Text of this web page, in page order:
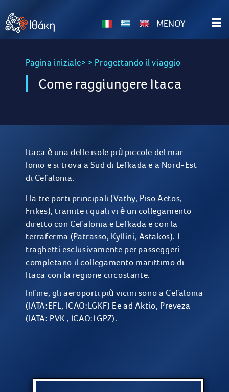
Pagina iniziale> > Progettando il viaggio
Come raggiungere Itaca
Itaca è una delle isole più piccole del mar
Ionio e si trova a Sud di Lefkada e a Nord-Est
di Cefalonia.
Ha tre porti principali (Vathy, Piso Aetos,
Frikes), tramite i quali vi è un collegamento
diretto con Cefalonia e Lefkada e con la
terraferma (Patrasso, Kyllini, Astakos). I
traghetti esclusivamente per passeggeri
completano il collegamento marittimo di
Itaca con la regione circostante.
Infine, gli aeroporti più vicini sono a Cefalonia
(IATA:EFL, ICAO:LGKF) Ee ad Aktio, Preveza
(ΙΑΤΑ: PVK , ΙCAO:LGPZ).
ΜΕΝΟΥ